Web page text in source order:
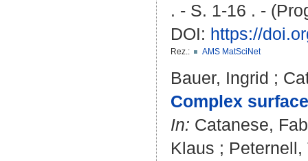
. - S. 1-16 . -
DOI: https://
Rez.: AMS MatSciNet
Bauer, Ingrid ;
Complex
In: Catanese,
Klaus ; Peternell,